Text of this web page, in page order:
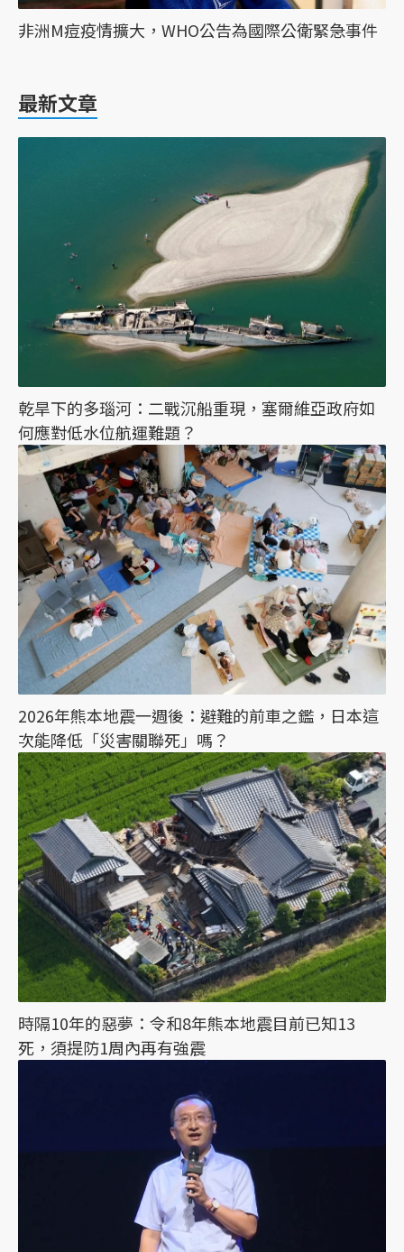
非洲M痘疫情擴大，WHO公告為國際公衛緊急事件
最新文章
乾旱下的多瑙河：二戰沉船重現，塞爾維亞政府如
何應對低水位航運難題？
2026年熊本地震一週後：避難的前車之鑑，日本這
次能降低「災害關聯死」嗎？
時隔10年的惡夢：令和8年熊本地震目前已知13
死，須提防1周內再有強震